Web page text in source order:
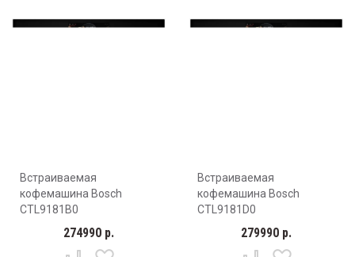
Встраиваемая
кофемашина Bosch
CTL9181B0
274990 р.
Встраиваемая
кофемашина Bosch
CTL9181D0
279990 р.